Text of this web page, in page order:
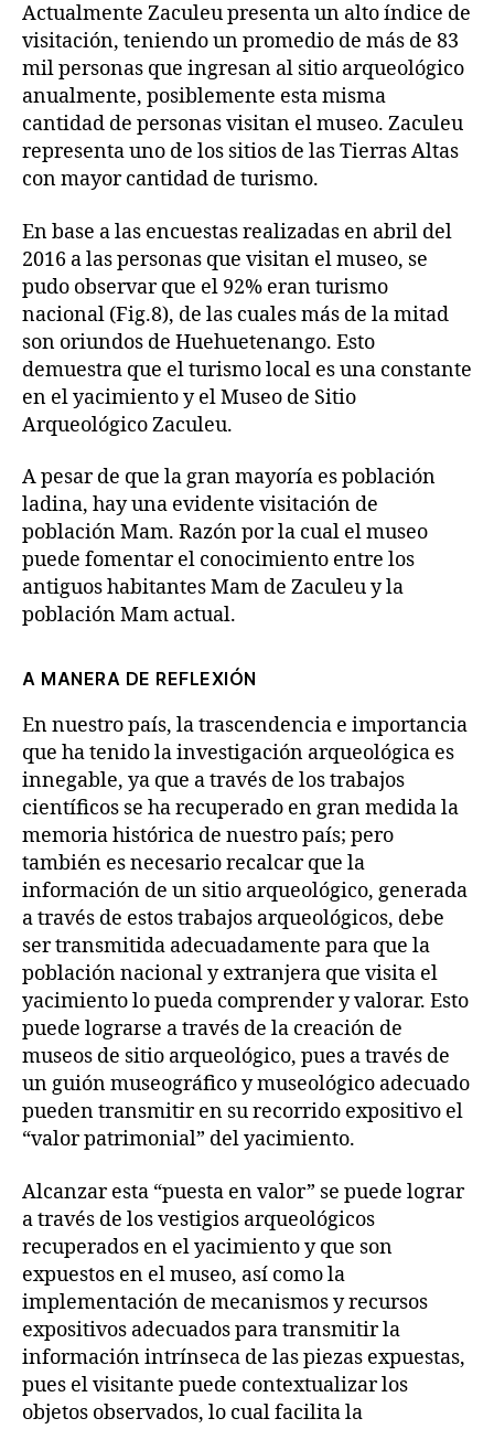
Actualmente Zaculeu presenta un alto índice de
visitación, teniendo un promedio de más de 83
mil personas que ingresan al sitio arqueológico
anualmente, posiblemente esta misma
cantidad de personas visitan el museo. Zaculeu
representa uno de los sitios de las Tierras Altas
con mayor cantidad de turismo.
En base a las encuestas realizadas en abril del
2016 a las personas que visitan el museo, se
pudo observar que el 92% eran turismo
nacional (Fig.8), de las cuales más de la mitad
son oriundos de Huehuetenango. Esto
demuestra que el turismo local es una constante
en el yacimiento y el Museo de Sitio
Arqueológico Zaculeu.
A pesar de que la gran mayoría es población
ladina, hay una evidente visitación de
población Mam. Razón por la cual el museo
puede fomentar el conocimiento entre los
antiguos habitantes Mam de Zaculeu y la
población Mam actual.
A MANERA DE REFLEXIÓN
En nuestro país, la trascendencia e importancia
que ha tenido la investigación arqueológica es
innegable, ya que a través de los trabajos
científicos se ha recuperado en gran medida la
memoria histórica de nuestro país; pero
también es necesario recalcar que la
información de un sitio arqueológico, generada
a través de estos trabajos arqueológicos, debe
ser transmitida adecuadamente para que la
población nacional y extranjera que visita el
yacimiento lo pueda comprender y valorar. Esto
puede lograrse a través de la creación de
museos de sitio arqueológico, pues a través de
un guión museográfico y museológico adecuado
pueden transmitir en su recorrido expositivo el
“valor patrimonial” del yacimiento.
Alcanzar esta “puesta en valor” se puede lograr
a través de los vestigios arqueológicos
recuperados en el yacimiento y que son
expuestos en el museo, así como la
implementación de mecanismos y recursos
expositivos adecuados para transmitir la
información intrínseca de las piezas expuestas,
pues el visitante puede contextualizar los
objetos observados, lo cual facilita la